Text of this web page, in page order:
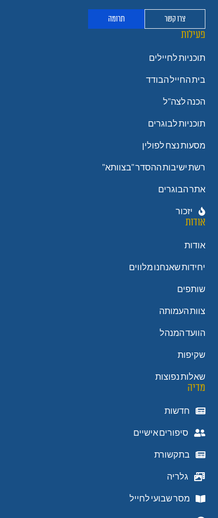
צרו קשר תרומה
פעילות
תוכניות לחיילים
בית החייל הבודד
הכנה לצה"ל
תוכניות לבוגרים
מסעות נצח לפולין
רשת ישיבות ההסדר "בצוותא"
אתר הבוגרים
יזכור
אודות
אודות
יחידות שאנחנו מלווים
שותפים
צוות העמותה
הוועד המנהל
שקיפות
שאלות נפוצות
מדיה
חדשות
סיפורים אישיים
בתקשורת
גלריה
מסר שבועי לחייל